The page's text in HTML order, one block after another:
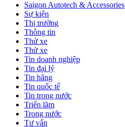
Saigon Autotech & Accessories
Sự kiện
Thị trường
Thông tin
Thử xe
Thử xe
Tin doanh nghiệp
Tin đại lý
Tin hãng
Tin quốc tế
Tin trong nước
Triển lãm
Trong nước
Tư vấn